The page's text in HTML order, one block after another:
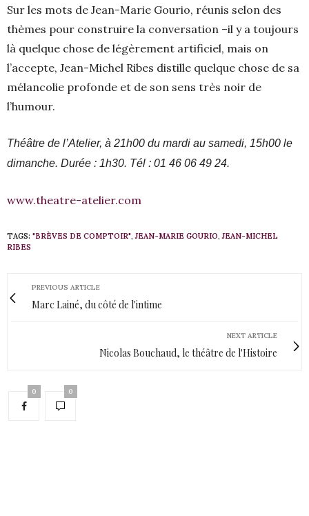
Sur les mots de Jean-Marie Gourio, réunis selon des
thèmes pour construire la conversation –il y a toujours
là quelque chose de légèrement artificiel, mais on
l’accepte, Jean-Michel Ribes distille quelque chose de sa
mélancolie profonde et de son sens très noir de
l’humour.
Théâtre de l’Atelier, à 21h00 du mardi au samedi, 15h00 le
dimanche. Durée : 1h30. Tél : 01 46 06 49 24.
www.theatre-atelier.com
TAGS: "BRÈVES DE COMPTOIR",JEAN-MARIE GOURIO,JEAN-MICHEL
RIBES
PREVIOUS ARTICLE
Marc Lainé, du côté de l'intime
NEXT ARTICLE
Nicolas Bouchaud, le théâtre de l'Histoire
0 0